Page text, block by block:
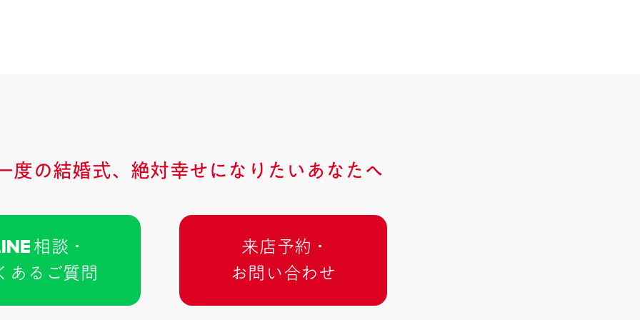
度の結婚式、 絶対幸せになりたいあなたへ
相談 ･
あるご質問
来店予約 ･
お問い合わせ